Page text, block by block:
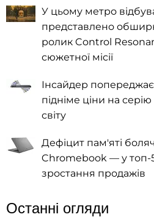
У цьому метро
представлено
ролик Control
сюжетної місії
Інсайдер
підніме ціни на
світу
Дефіцит пам'яті
Chromebook — у топ-
зростання продажів
Останні огляди